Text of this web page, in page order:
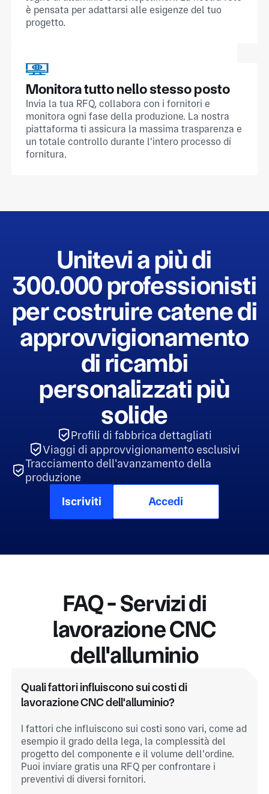
è pensata per adattarsi alle esigenze del tuo
progetto.
Monitora tutto nello stesso posto
Invia la tua RFQ, collabora con i fornitori e
monitora ogni fase della produzione. La nostra
piattaforma ti assicura la massima trasparenza e
un totale controllo durante l'intero processo di
fornitura.
Unitevi a più di
300.000 professionisti
per costruire catene di
approvvigionamento
di ricambi
personalizzati più
solide
Profili di fabbrica dettagliati
Viaggi di approvvigionamento esclusivi
Tracciamento dell'avanzamento della
produzione
Iscriviti
Accedi
FAQ - Servizi di
lavorazione CNC
dell'alluminio
Quali fattori influiscono sui costi di
lavorazione CNC dell'alluminio?
I fattori che influiscono sui costi sono vari, come ad
esempio il grado della lega, la complessità del
progetto del componente e il volume dell'ordine.
Puoi inviare gratis una RFQ per confrontare i
preventivi di diversi fornitori.